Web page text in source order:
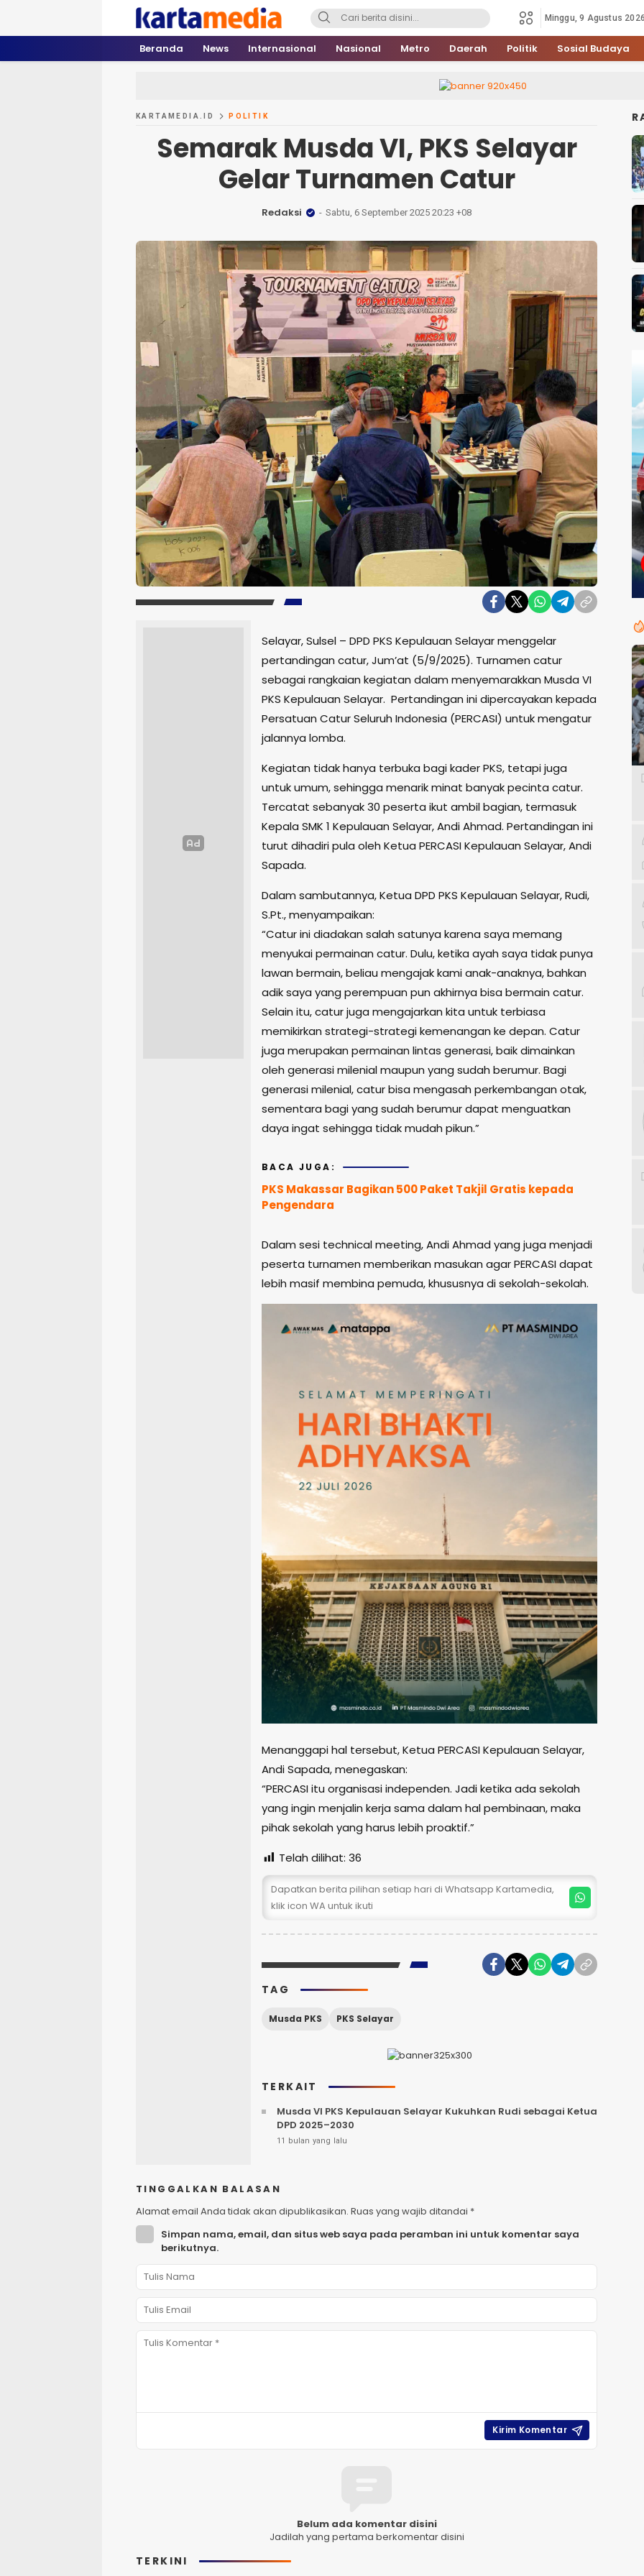
kartamedia.id
Jujur Mengabari
Minggu, 9 Agustus 2026
Beranda News Internasional Nasional Metro Daerah Politik Sosial Budaya
KARTAMEDIA.ID POLITIK
Semarak Musda VI, PKS Selayar
Gelar Turnamen Catur
Redaksi Sabtu, 6 September 2025 20:23 +08
Selayar, Sulsel – DPD PKS Kepulauan Selayar menggelar
pertandingan catur, Jum’at (5/9/2025). Turnamen catur
sebagai rangkaian kegiatan dalam menyemarakkan Musda VI
PKS Kepulauan Selayar. Pertandingan ini dipercayakan kepada
Persatuan Catur Seluruh Indonesia (PERCASI) untuk mengatur
jalannya lomba.
Kegiatan tidak hanya terbuka bagi kader PKS, tetapi juga
untuk umum, sehingga menarik minat banyak pecinta catur.
Tercatat sebanyak 30 peserta ikut ambil bagian, termasuk
Kepala SMK 1 Kepulauan Selayar, Andi Ahmad. Pertandingan ini
turut dihadiri pula oleh Ketua PERCASI Kepulauan Selayar, Andi
Sapada.
Dalam sambutannya, Ketua DPD PKS Kepulauan Selayar, Rudi,
S.Pt., menyampaikan:
“Catur ini diadakan salah satunya karena saya memang
menyukai permainan catur. Dulu, ketika ayah saya tidak punya
lawan bermain, beliau mengajak kami anak-anaknya, bahkan
adik saya yang perempuan pun akhirnya bisa bermain catur.
Selain itu, catur juga mengajarkan kita untuk terbiasa
memikirkan strategi-strategi kemenangan ke depan. Catur
juga merupakan permainan lintas generasi, baik dimainkan
oleh generasi milenial maupun yang sudah berumur. Bagi
generasi milenial, catur bisa mengasah perkembangan otak,
sementara bagi yang sudah berumur dapat menguatkan
daya ingat sehingga tidak mudah pikun.”
BACA JUGA:
PKS Makassar Bagikan 500 Paket Takjil Gratis kepada
Pengendara
Dalam sesi technical meeting, Andi Ahmad yang juga menjadi
peserta turnamen memberikan masukan agar PERCASI dapat
lebih masif membina pemuda, khususnya di sekolah-sekolah.
Menanggapi hal tersebut, Ketua PERCASI Kepulauan Selayar,
Andi Sapada, menegaskan:
“PERCASI itu organisasi independen. Jadi ketika ada sekolah
yang ingin menjalin kerja sama dalam hal pembinaan, maka
pihak sekolah yang harus lebih proaktif.”
Telah dilihat: 36
Dapatkan berita pilihan setiap hari di Whatsapp Kartamedia,
klik icon WA untuk ikuti
TAG
Musda PKS PKS Selayar
TERKAIT
Musda VI PKS Kepulauan Selayar Kukuhkan Rudi sebagai Ketua
DPD 2025–2030
11 bulan yang lalu
TINGGALKAN BALASAN
Alamat email Anda tidak akan dipublikasikan. Ruas yang wajib ditandai *
Simpan nama, email, dan situs web saya pada peramban ini untuk komentar saya
berikutnya.
Belum ada komentar disini
Jadilah yang pertama berkomentar disini
TERKINI